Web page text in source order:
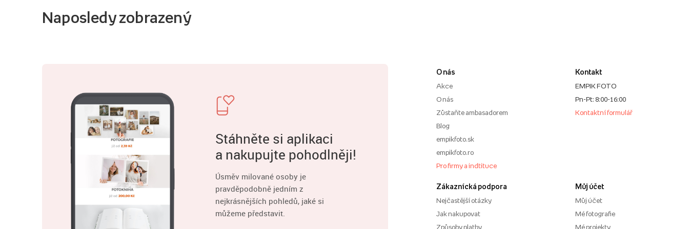
Naposledy zobrazený
Stáhněte si aplikaci
a nakupujte pohodlněji!
Úsměv milované osoby je
pravděpodobně jedním z
nejkrásnějších pohledů, jaké si
můžeme představit.
O nás
Akce
O nás
Zůstaňte ambasadorem
Blog
empikfoto.sk
empikfoto.ro
Pro firmy a indtituce
Zákaznícká podpora
Nejčastější otázky
Jak nakupovat
Způsoby platby
Kontakt
EMPIK FOTO
Pn-Pt: 8:00-16:00
Kontaktní formulář
Můj účet
Můj účet
Mé fotografie
Mé projekty